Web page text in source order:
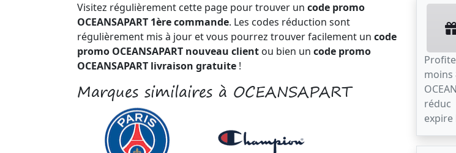
Visitez régulièrement cette page pour trouver un code promo
OCEANSAPART 1ère commande. Les codes réduction sont
régulièrement mis à jour et vous pourrez trouver facilement un code
promo OCEANSAPART nouveau client ou bien un code promo
OCEANSAPART livraison gratuite !
Marques similaires à OCEANSAPART
moins
réduc
expire